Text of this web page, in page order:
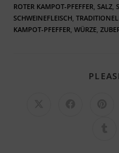
ROTER KAMPOT-PFEFFER, SALZ,
SCHWEINEFLEISCH,
AMPOT-PFEFFER , WÜRZE,